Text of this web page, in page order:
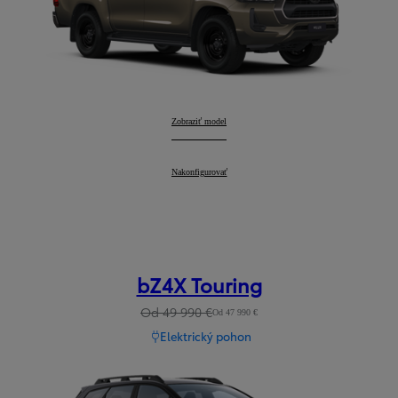
Hilux:
Zobraziť model
Hilux:
Nakonfigurovať
bZ4X Touring
Od 49 990 €Od 47 990 €
Elektrický pohon